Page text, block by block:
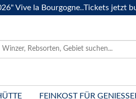
la Bourgogne..Tickets jetzt buchen!
FEINKOST FÜR GENIESSER